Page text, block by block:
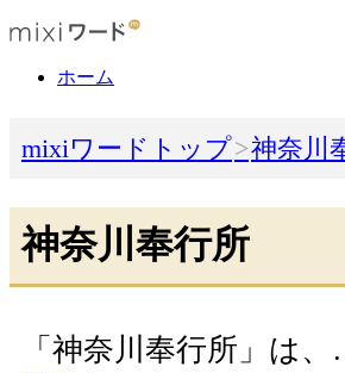
ホーム
mixiワードトップ 神奈川
神奈川奉行所
「神奈川奉行所」は